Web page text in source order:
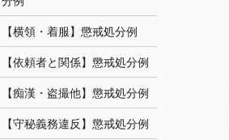
【横領・着服】懲戒処分例
【依頼者と関係】懲戒処分例
【痴漢・盗撮他】懲戒処分例
【守秘義務違反】懲戒処分例